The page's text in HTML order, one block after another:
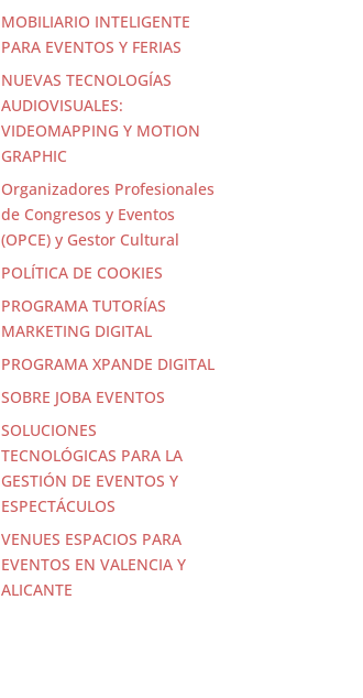
MOBILIARIO INTELIGENTE
PARA EVENTOS Y FERIAS
NUEVAS TECNOLOGÍAS
AUDIOVISUALES:
VIDEOMAPPING Y MOTION
GRAPHIC
Organizadores Profesionales
de Congresos y Eventos
(OPCE) y Gestor Cultural
POLÍTICA DE COOKIES
PROGRAMA TUTORÍAS
MARKETING DIGITAL
PROGRAMA XPANDE DIGITAL
SOBRE JOBA EVENTOS
SOLUCIONES
TECNOLÓGICAS PARA LA
GESTIÓN DE EVENTOS Y
ESPECTÁCULOS
VENUES ESPACIOS PARA
EVENTOS EN VALENCIA Y
ALICANTE